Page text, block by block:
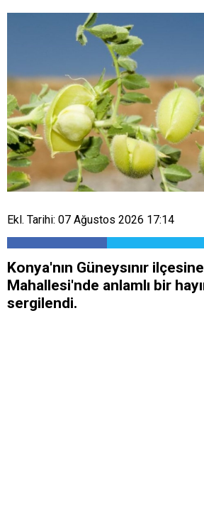
Ekl. Tarihi: 07 Ağustos 2026 17:14
Konya'nın Güneysınır
Mahallesi'nde anlamlı bir
sergilendi.